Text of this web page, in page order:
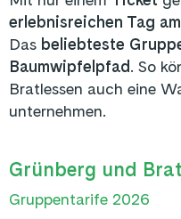
erlebnisreichen Tag
Das beliebteste
Baumwipfelpfad. So
Bratlessen auch eine
unternehmen.
Grünberg und
Gruppentarife 2026